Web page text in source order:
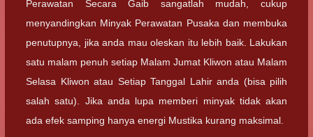
Perawatan Secara Gaib sangatlah mudah, cukup
menyandingkan Minyak Perawatan Pusaka dan membuka
penutupnya, jika anda mau oleskan itu lebih baik. Lakukan
satu malam penuh setiap Malam Jumat Kliwon atau Malam
Selasa Kliwon atau Setiap Tanggal Lahir anda (bisa pilih
salah satu). Jika anda lupa memberi minyak tidak akan
ada efek samping hanya energi Mustika kurang maksimal.